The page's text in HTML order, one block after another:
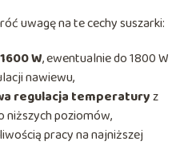
uwagę na te cechy suszarki:
W, ewentualnie do 1800 W
nawiewu,
regulacja temperaturyz
niższych poziomów,
pracy na najniższej